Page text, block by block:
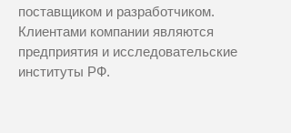
поставщиком и разработчиком.
Клиентами компании являются
предприятия и исследовательские
институты РФ.